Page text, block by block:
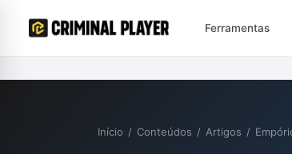
Ferramentas
Início / Conteúdos / Artigos /